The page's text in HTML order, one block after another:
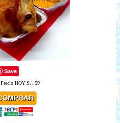
Save
HOY S/. 59